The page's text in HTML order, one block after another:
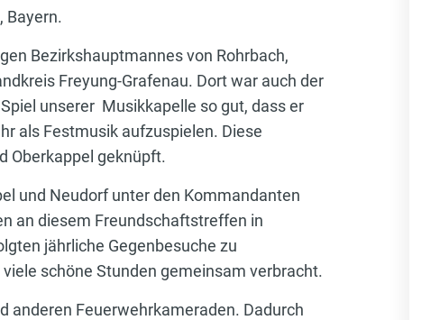
Bayern.
Bezirkshauptmannes von Rohrbach,
Freyung-Grafenau. Dort war auch der
unserer Musikkapelle so gut, dass er
als Festmusik aufzuspielen. Diese
Oberkappel geknüpft.
und Neudorf unter den Kommandanten
an diesem Freundschaftstreffen in
jährliche Gegenbesuche zu
schöne Stunden gemeinsam verbracht.
anderen Feuerwehrkameraden. Dadurch